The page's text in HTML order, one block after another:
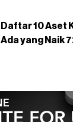
Daftar 10 Aset
Ada yang Naik